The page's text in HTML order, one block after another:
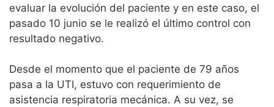
evaluar la evolución del paciente y en este caso, el
pasado 10 junio se le realizó el último control con
resultado negativo.
Desde el momento que el paciente de 79 años
pasa a la UTI, estuvo con requerimiento de
asistencia respiratoria mecánica. A su vez, se